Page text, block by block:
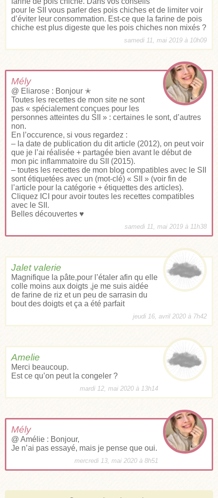
pour le SII vous parler des pois chiches et de limiter voir
d’éviter leur consommation. Est-ce que la farine de pois
chiche est plus digeste que les pois chiches non mixés ?
samedi 11, mai 2019 à 10h09
Mély
@ Eliarose : Bonjour ✭
Toutes les recettes de mon site ne sont
pas « spécialement conçues pour les
personnes atteintes du SII » : certaines le sont, d’autres
non.
En l’occurence, si vous regardez :
– la date de publication du dit article (2012), on peut voir
que je l’ai réalisée + partagée bien avant le début de
mon pic inflammatoire du SII (2015).
– toutes les recettes de mon blog compatibles avec le SII
sont étiquetées avec un (mot-clé) « SII » (voir fin de
l’article pour la catégorie + étiquettes des articles).
Cliquez ICI pour avoir toutes les recettes compatibles
avec le SII .
Belles découvertes ♥
samedi 11, mai 2019 à 11h38
Jalet valerie
Magnifique la pâte,pour l’étaler afin qu elle
colle moins aux doigts ,je me suis aidée
de farine de riz et un peu de sarrasin du
bout des doigts et ça a été parfait
jeudi 16, avril 2020 à 7h42
Amelie
Merci beaucoup.
Est ce qu’on peut la congeler ?
mardi 12, mai 2020 à 13h14
Mély
@ Amélie : Bonjour,
Je n’ai pas essayé, mais je pense que oui.
mercredi 13, mai 2020 à 8h51